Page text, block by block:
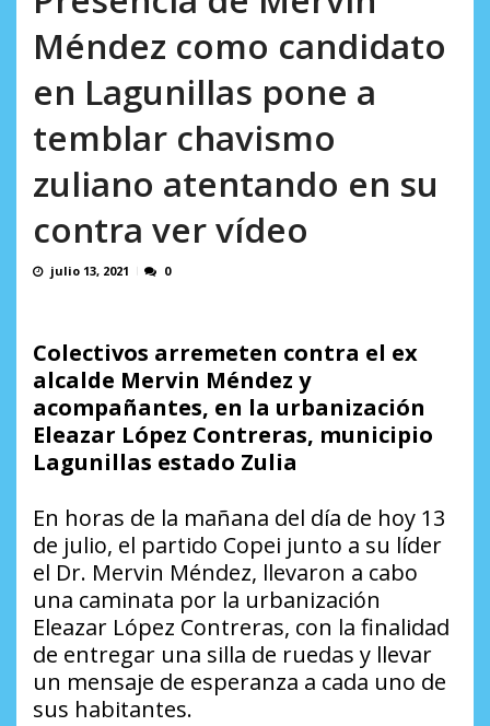
Méndez como candidato
en Lagunillas pone a
temblar chavismo
zuliano atentando en su
contra ver vídeo
julio 13, 2021 0
Colectivos arremeten contra el ex
alcalde Mervin Méndez y
acompañantes, en la urbanización
Eleazar López Contreras, municipio
Lagunillas estado Zulia
En horas de la mañana del día de hoy 13
de julio, el partido Copei junto a su líder
el Dr. Mervin Méndez, llevaron a cabo
una caminata por la urbanización
Eleazar López Contreras, con la finalidad
de entregar una silla de ruedas y llevar
un mensaje de esperanza a cada uno de
sus habitantes.